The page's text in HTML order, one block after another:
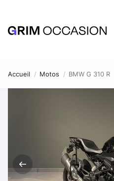
Accueil Motos BMW G 310 R